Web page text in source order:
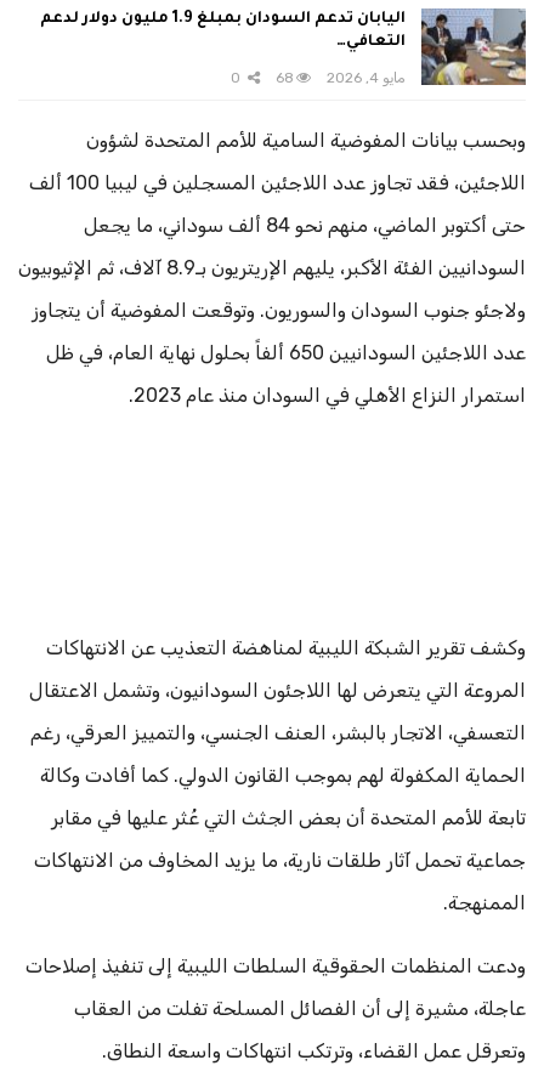
اليابان تدعم السودان بمبلغ 1.9 مليون دولار لدعم
التعافي…
مايو 4, 2026 68
وبحسب بيانات المفوضية السامية للأمم المتحدة لشؤون
اللاجئين، فقد تجاوز عدد اللاجئين المسجلين في ليبيا 100 ألف
حتى أكتوبر الماضي، منهم نحو 84 ألف سوداني، ما يجعل
السودانيين الفئة الأكبر، يليهم الإريتريون بـ8.9 آلاف، ثم الإثيوبيون
ولاجئو جنوب السودان والسوريون. وتوقعت المفوضية أن يتجاوز
عدد اللاجئين السودانيين 650 ألفاً بحلول نهاية العام، في ظل
استمرار النزاع الأهلي في السودان منذ عام 2023.
وكشف تقرير الشبكة الليبية لمناهضة التعذيب عن الانتهاكات
المروعة التي يتعرض لها اللاجئون السودانيون، وتشمل الاعتقال
التعسفي، الاتجار بالبشر، العنف الجنسي، والتمييز العرقي، رغم
الحماية المكفولة لهم بموجب القانون الدولي. كما أفادت وكالة
تابعة للأمم المتحدة أن بعض الجثث التي عُثر عليها في مقابر
جماعية تحمل آثار طلقات نارية، ما يزيد المخاوف من الانتهاكات
الممنهجة.
ودعت المنظمات الحقوقية السلطات الليبية إلى تنفيذ إصلاحات
عاجلة، مشيرة إلى أن الفصائل المسلحة تفلت من العقاب
وتعرقل عمل القضاء، وترتكب انتهاكات واسعة النطاق.